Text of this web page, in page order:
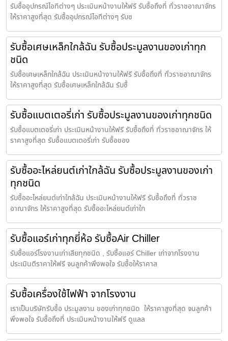
รับซื้ออุปกรณ์ไอทีต่างๆ ประเมินหน้างานให้ฟรี รับซื้อถึงที่ ทั่วราชอาณาจักร
ให้ราคาสูงที่สุด รับซื้ออุปกรณ์ไอทีต่างๆ รับซ
รับซื้อเศษเหล็กใกล้ฉัน รับซื้อประมูลงานของเก่าทุก
ชนิด
รับซื้อเศษเหล็กใกล้ฉัน ประเมินหน้างานให้ฟรี รับซื้อถึงที่ ทั่วราชอาณาจักร
ให้ราคาสูงที่สุด รับซื้อเศษเหล็กใกล้ฉัน รับซื้
รับซื้อแบตเตอรี่เก่า รับซื้อประมูลงานของเก่าทุกชนิด
รับซื้อแบตเตอรี่เก่า ประเมินหน้างานให้ฟรี รับซื้อถึงที่ ทั่วราชอาณาจักร ให้
ราคาสูงที่สุด รับซื้อแบตเตอรี่เก่า รับซื้อของ
รับซื้ออะไหล่ยนต์เก่าใกล้ฉัน รับซื้อประมูลงานของเก่า
ทุกชนิด
รับซื้ออะไหล่ยนต์เก่าใกล้ฉัน ประเมินหน้างานให้ฟรี รับซื้อถึงที่ ทั่วราช
อาณาจักร ให้ราคาสูงที่สุด รับซื้ออะไหล่ยนต์เก่าใก
รับซื้อแอร์เก่าทุกยี่ห้อ รับซื้อAir Chiller
รับซื้อแอร์โรงงานเก่าเสียทุกชนิด , รับซื้อแอร์ Chiller เก่าจากโรงงาน
ประเมินตีราคาให้ฟรี จนลูกค้าพึงพอใจ รับซื้อให้ราคาส
รับซื้อเครื่องใช้ไฟฟ้า จากโรงงาน
เราเป็นบริษัทรับซื้อ ประมูลงาน ของเก่าทุกชนิด ให้ราคาสูงที่สุด จนลูกค้า
พึงพอใจ รับซื้อถึงที่ ประเมินหน้างานให้ฟรี ดูแลล